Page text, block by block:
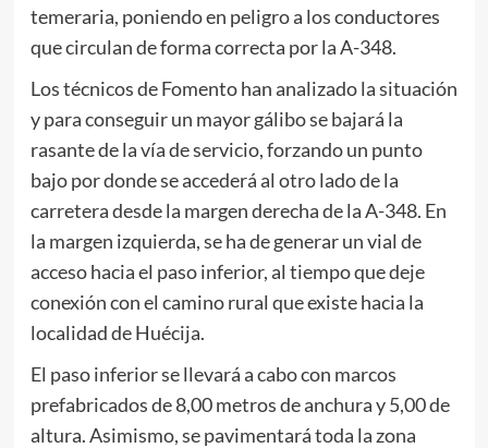
temeraria, poniendo en peligro a los conductores
que circulan de forma correcta por la A-348.
Los técnicos de Fomento han analizado la situación
y para conseguir un mayor gálibo se bajará la
rasante de la vía de servicio, forzando un punto
bajo por donde se accederá al otro lado de la
carretera desde la margen derecha de la A-348. En
la margen izquierda, se ha de generar un vial de
acceso hacia el paso inferior, al tiempo que deje
conexión con el camino rural que existe hacia la
localidad de Huécija.
El paso inferior se llevará a cabo con marcos
prefabricados de 8,00 metros de anchura y 5,00 de
altura. Asimismo, se pavimentará toda la zona